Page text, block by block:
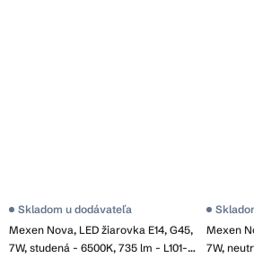
Mexen Nova, LED žiarovka E14, G45,
7W, studená - 6500K, 735 lm - L101-
Skladom u dodávateľa
Mexen
7W,